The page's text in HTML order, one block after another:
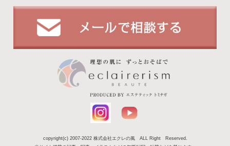
copyright(c) 2007-2022 株式会社エクレの風 ALL Right Reserved.